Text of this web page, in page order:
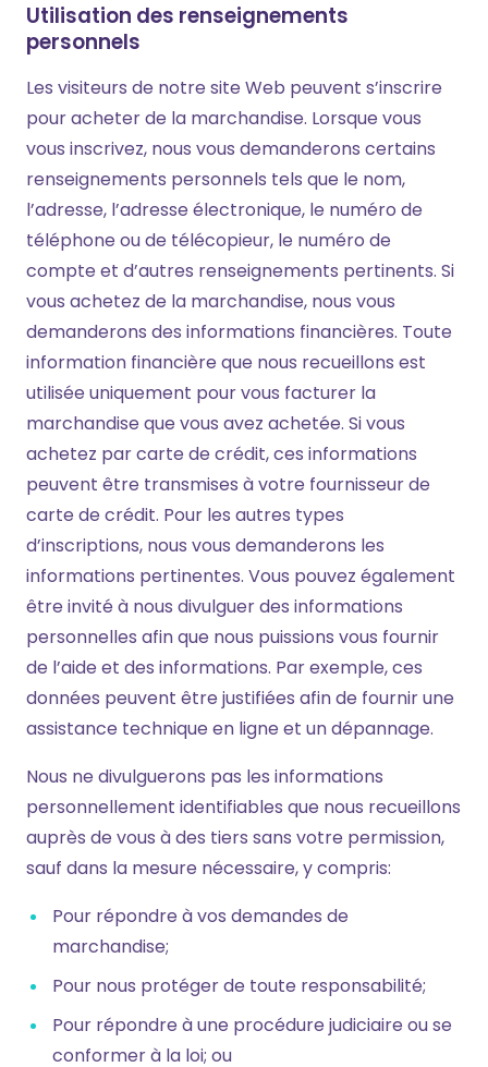
Utilisation des renseignements
personnels
Les visiteurs de notre site Web peuvent s’inscrire
pour acheter de la marchandise. Lorsque vous
vous inscrivez, nous vous demanderons certains
renseignements personnels tels que le nom,
l’adresse, l’adresse électronique, le numéro de
téléphone ou de télécopieur, le numéro de
compte et d’autres renseignements pertinents. Si
vous achetez de la marchandise, nous vous
demanderons des informations financières. Toute
information financière que nous recueillons est
utilisée uniquement pour vous facturer la
marchandise que vous avez achetée. Si vous
achetez par carte de crédit, ces informations
peuvent être transmises à votre fournisseur de
carte de crédit. Pour les autres types
d’inscriptions, nous vous demanderons les
informations pertinentes. Vous pouvez également
être invité à nous divulguer des informations
personnelles afin que nous puissions vous fournir
de l’aide et des informations. Par exemple, ces
données peuvent être justifiées afin de fournir une
assistance technique en ligne et un dépannage.
Nous ne divulguerons pas les informations
personnellement identifiables que nous recueillons
auprès de vous à des tiers sans votre permission,
sauf dans la mesure nécessaire, y compris:
Pour répondre à vos demandes de
marchandise;
Pour nous protéger de toute responsabilité;
Pour répondre à une procédure judiciaire ou se
conformer à la loi; ou